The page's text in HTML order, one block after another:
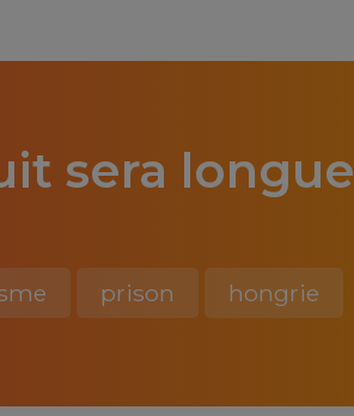
sera longue
prison hongrie